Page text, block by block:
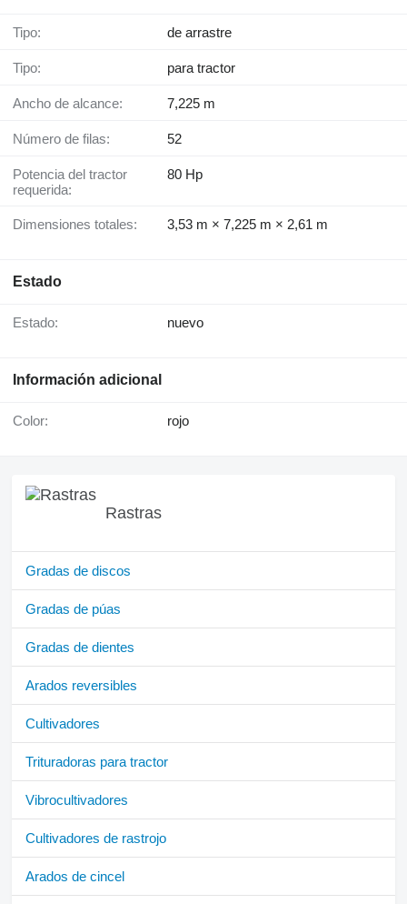
Tipo: de arrastre
Tipo: para tractor
Ancho de alcance: 7,225 m
Número de filas: 52
Potencia del tractor
requerida:
80 Hp
Dimensiones totales: 3,53 m × 7,225 m × 2,61 m
Estado
Estado: nuevo
Información adicional
Color: rojo
Rastras
Gradas de discos
Gradas de púas
Gradas de dientes
Arados reversibles
Cultivadores
Trituradoras para tractor
Vibrocultivadores
Cultivadores de rastrojo
Arados de cincel